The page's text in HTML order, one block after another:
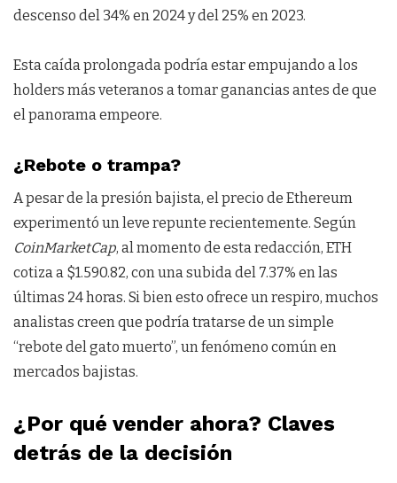
descenso del 34% en 2024 y del 25% en 2023.
Esta caída prolongada podría estar empujando a los
holders más veteranos a tomar ganancias antes de que
el panorama empeore.
¿Rebote o trampa?
A pesar de la presión bajista, el precio de Ethereum
experimentó un leve repunte recientemente. Según
CoinMarketCap, al momento de esta redacción, ETH
cotiza a $1.590.82, con una subida del 7.37% en las
últimas 24 horas. Si bien esto ofrece un respiro, muchos
analistas creen que podría tratarse de un simple
“rebote del gato muerto”, un fenómeno común en
mercados bajistas.
¿Por qué vender ahora? Claves
detrás de la decisión